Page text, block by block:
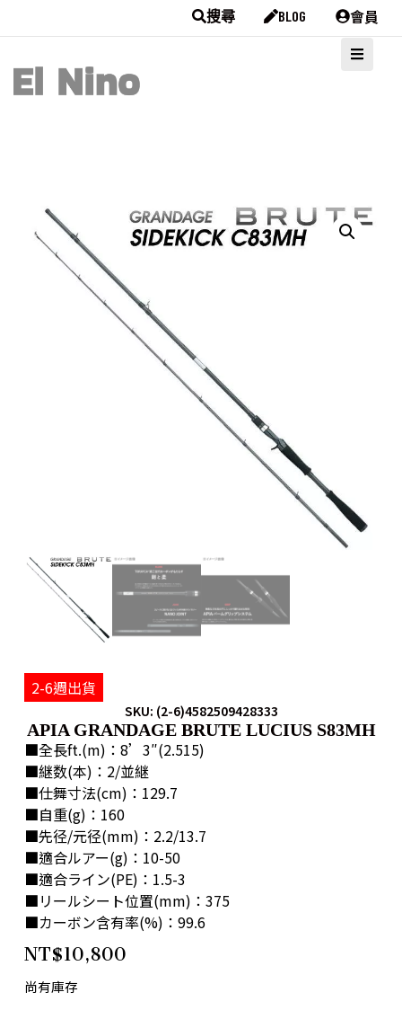
搜尋 BLOG 會員
2-6週出貨
SKU: (2-6)4582509428333
APIA GRANDAGE BRUTE LUCIUS S83MH
■全長ft.(m)：8’3″(2.515)
■継数(本)：2/並継
■仕舞寸法(cm)：129.7
■自重(g)：160
■先径/元径(mm)：2.2/13.7
■適合ルアー(g)：10-50
■適合ライン(PE)：1.5-3
■リールシート位置(mm)：375
■カーボン含有率(%)：99.6
NT$10,800
尚有庫存